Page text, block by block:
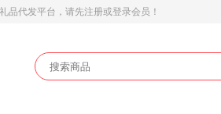
品代发平台 ，请先注册或登录会员！